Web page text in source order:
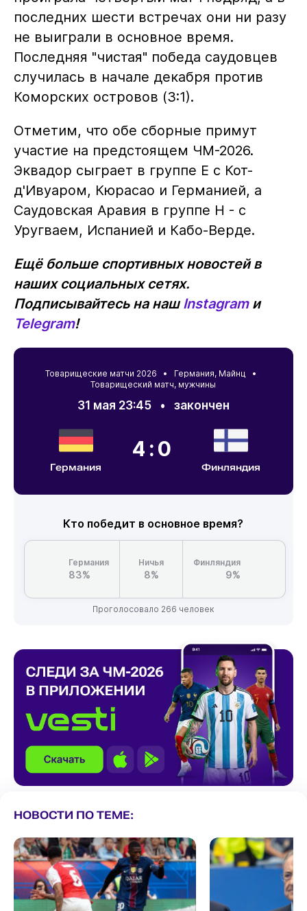
последних шести встречах они ни разу
не выиграли в основное время.
Последняя "чистая" победа саудовцев
случилась в начале декабря против
Коморских островов (3:1).
Отметим, что обе сборные примут
участие на предстоящем ЧМ-2026.
Эквадор сыграет в группе Е с Кот-
д'Ивуаром, Кюрасао и Германией, а
Саудовская Аравия в группе H - с
Уругваем, Испанией и Кабо-Верде.
Ещё больше спортивных новостей в
наших социальных сетях.
Подписывайтесь на нашInstagramи
Telegram!
Товарищеские матчи 2026 • Германия, Майнц
•
Товарищеский матч, мужчины
31 мая 23:45• закончен
Германия
4:0
Финляндия
Кто победит в основное время?
Германия
83%
Ничья
8%
Финляндия
9%
Проголосовало 266 человек
НОВОСТИ ПО ТЕМЕ: